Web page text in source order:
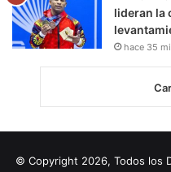
lideran la
hace 35
© Copyright 2026, Todos los